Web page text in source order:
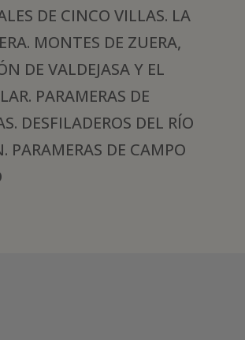
DE CINCO VILLAS. LA
MONTES DE ZUERA,
DE VALDEJASA Y EL
PARAMERAS DE
DESFILADEROS DEL RÍO
PARAMERAS DE CAMPO